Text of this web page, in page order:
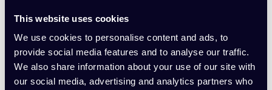
This website uses cookies
We use cookies to personalise content and ads, to
provide social media features and to analyse our traffic.
We also share information about your use of our site with
our social media, advertising and analytics partners who
Aantal - +
Toevoegen aan winkelwagen